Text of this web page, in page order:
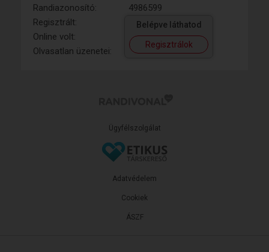
Randiazonosító:
4986599
Regisztrált:
Online volt:
Olvasatlan üzenetei:
Belépve láthatod
Regisztrálok
Ügyfélszolgálat
ÁSZF
Adatvédelem
Cookiek